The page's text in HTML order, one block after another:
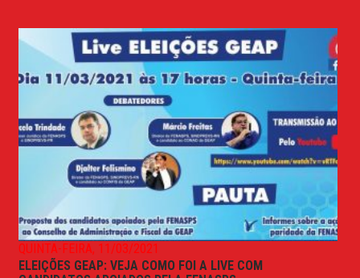
QUINTA-FEIRA, 11/03/2021
ELEIÇÕES GEAP: VEJA COMO FOI A LIVE COM